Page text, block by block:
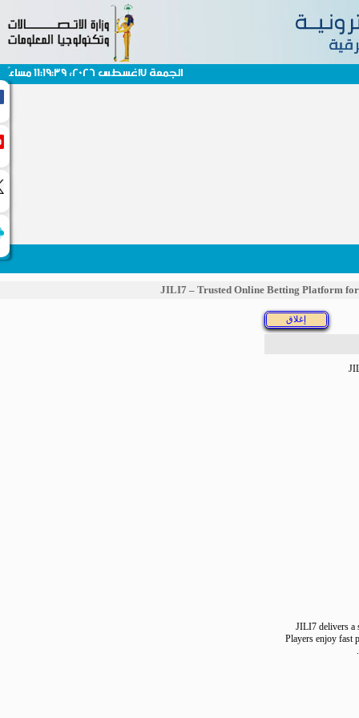
الجمعة 7اغسطس 2026، 11:19:39 مساءً
JILI7 – Trusted Online Betting
JILI7
Players enjoy